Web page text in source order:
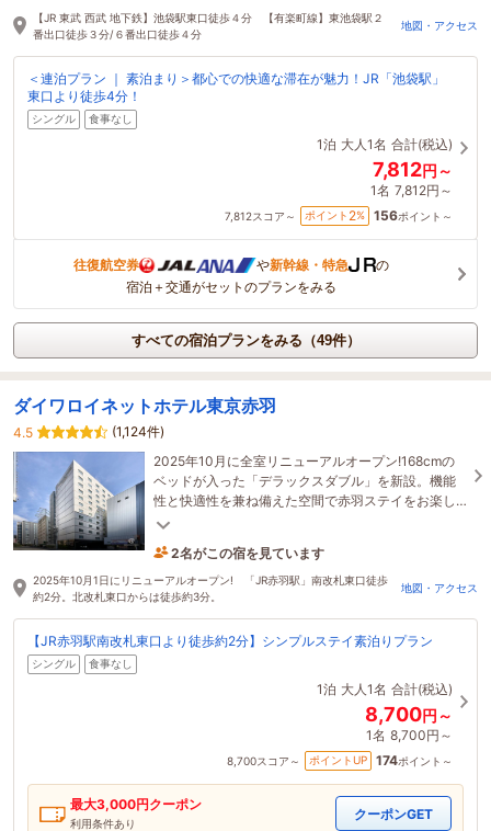
【JR 東武 西武 地下鉄】池袋駅東口徒歩４分 【有楽町線】東池袋駅２
番出口徒歩３分/６番出口徒歩４分
地図・アクセス
＜連泊プラン ｜ 素泊まり＞都心での快適な滞在が魅力！JR「池袋駅」
東口より徒歩4分！
シングル 食事なし
1泊 大人1名 合計(税込)
7,812円～
1名 7,812円～
7,812スコア～ ポイント 2% 156ポイント～
往復航空券 や新幹線・特急
の
宿泊＋交通がセットのプランをみる
すべての宿泊プランをみる（49件）
ダイワロイネットホテル東京赤羽
4.5
(1,124件)
2025年10月に全室リニューアルオープン!168cmの
ベッドが入った「デラックスダブル」を新設。機能
性と快適性を兼ね備えた空間で赤羽ステイをお楽し
みくださいませ。
2名がこの宿を見ています
15分前に予約されました
2025年10月1日にリニューアルオープン! 「JR赤羽駅」南改札東口徒歩
約2分。北改札東口からは徒歩約3分。
地図・アクセス
【JR赤羽駅南改札東口より徒歩約2分】シンプルステイ素泊りプラン
シングル 食事なし
1泊 大人1名 合計(税込)
8,700円～
1名 8,700円～
8,700スコア～ ポイントUP 174ポイント～
最大3,000円クーポン
利用条件あり
クーポンGET